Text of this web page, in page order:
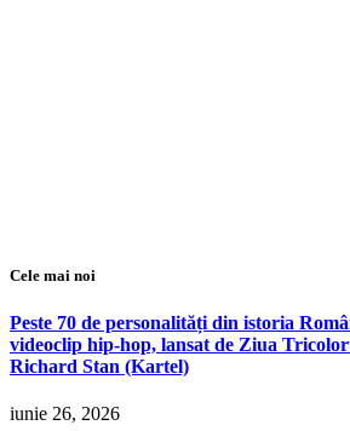
Cele mai noi
Peste 70 de personalități din istoria
videoclip hip-hop, lansat de Ziua
Richard Stan (Kartel)
iunie 26, 2026